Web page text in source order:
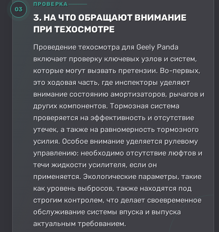
03
ПРОВЕРКА
3. НА ЧТО ОБРАЩАЮТ ВНИМАНИЕ
ПРИ ТЕХОСМОТРЕ
Проведение техосмотра для Geely Panda
включает проверку ключевых узлов и систем,
которые могут вызвать претензии. Во-первых,
это ходовая часть, где инспекторы уделяют
внимание состоянию амортизаторов, рычагов и
других компонентов. Тормозная система
проверяется на эффективность и отсутствие
утечек, а также на равномерность тормозного
усилия. Особое внимание уделяется рулевому
управлению: необходимо отсутствие люфтов и
течи жидкости усилителя, если он
применяется. Экологические параметры, такие
как уровень выбросов, также находятся под
строгим контролем, что делает своевременное
обслуживание системы впуска и выпуска
актуальным требованием.